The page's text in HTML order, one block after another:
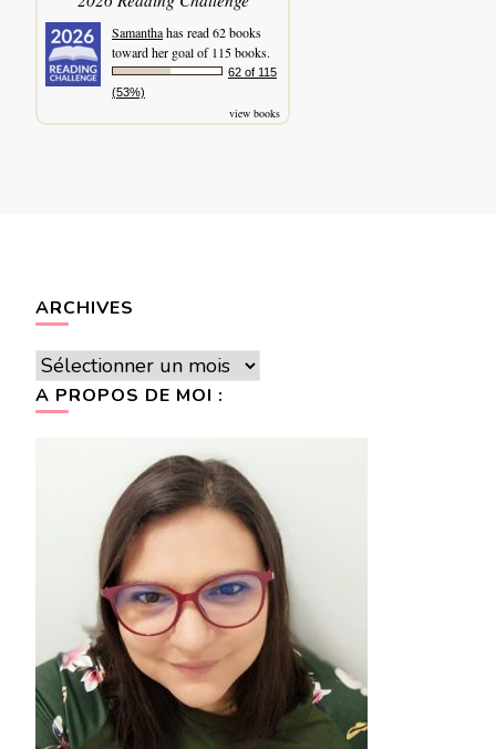
Samanthahas read 62 books
toward her goal of 115 books.
62 of 115
(53%)
view books
ARCHIVES
Archives
A PROPOS DE MOI :